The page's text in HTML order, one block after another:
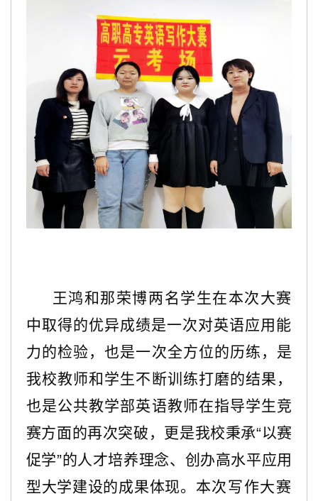
王鸿和那荣博两名学生在本次大赛
中取得的优异成绩是一次对英语应用能
力的检验，也是一次全方位的历练， 是
我校教师和学生不断训练打磨的结果，
也是公共教学部英语教师在指导学生竞
赛方面的再次突破，更是我校秉承“以赛
促学”的人才培养理念、创办高水平应用
型大学建设的成果体现。 本次写作大赛